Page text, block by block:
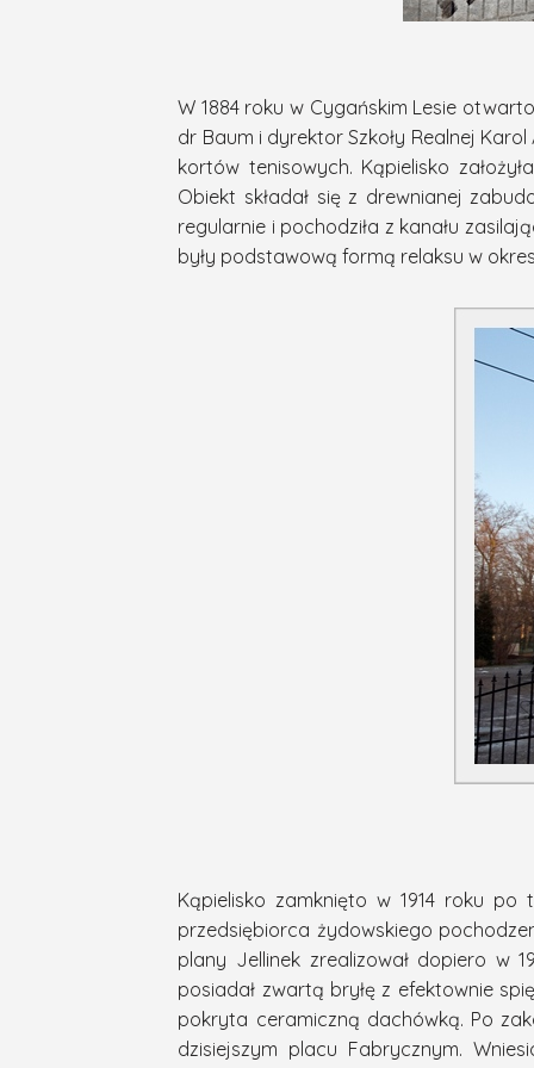
W 1884 roku w Cygańskim Lesie
dr Baum i dyrektor Szkoły Realnej
kortów tenisowych. Kąpielisko
Obiekt składał się z drewnianej
regularnie i pochodziła z kanału
były podstawową formą relaksu w
Kąpielisko zamknięto w 1914 roku
przedsiębiorca żydowskiego
plany Jellinek zrealizował dopiero w
posiadał zwartą bryłę z efektownie
pokryta ceramiczną dachówką. Po
dzisiejszym placu Fabrycznym.